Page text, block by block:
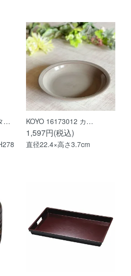
… KOYO 16173012 カ…
1,597円(税込)
直径22.4×高さ3.7cm